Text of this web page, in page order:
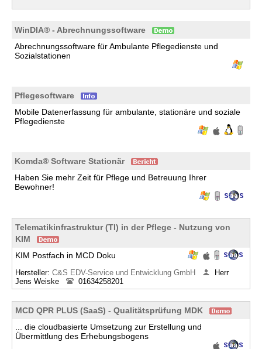
WinDIA® - Abrechnungssoftware
Abrechnungssoftware für Ambulante Pflegedienste und
Sozialstationen
Pflegesoftware
Mobile Datenerfassung für ambulante, stationäre und soziale
Pflegedienste
Komda® Software Stationär
Haben Sie mehr Zeit für Pflege und Betreuung Ihrer
Bewohner!
Telematikinfrastruktur (TI) in der Pflege - Nutzung von
KIM
KIM Postfach in MCD Doku
Hersteller: C&S EDV-Service und Entwicklung GmbH
Herr
Jens Weiske
01634258201
MCD QPR PLUS (SaaS) - Qualitätsprüfung MDK
... die cloudbasierte Umsetzung zur Erstellung und
Übermittlung des Erhebungsbogens